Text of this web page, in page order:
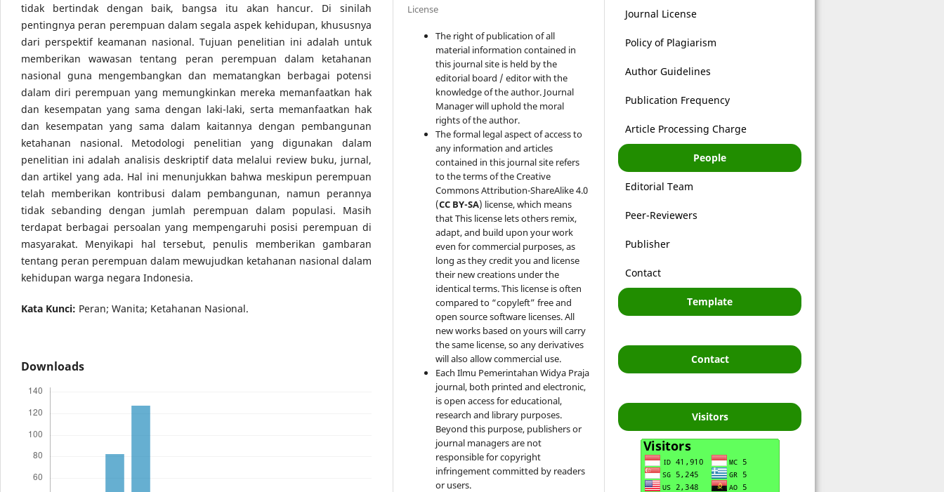
tidak bertindak dengan baik, bangsa itu akan hancur. Di sinilah
pentingnya peran perempuan dalam segala aspek kehidupan, khususnya
dari perspektif keamanan nasional. Tujuan penelitian ini adalah untuk
memberikan wawasan tentang peran perempuan dalam ketahanan
nasional guna mengembangkan dan mematangkan berbagai potensi
dalam diri perempuan yang memungkinkan mereka memanfaatkan hak
dan kesempatan yang sama dengan laki-laki, serta memanfaatkan hak
dan kesempatan yang sama dalam kaitannya dengan pembangunan
ketahanan nasional. Metodologi penelitian yang digunakan dalam
penelitian ini adalah analisis deskriptif data melalui review buku, jurnal,
dan artikel yang ada. Hal ini menunjukkan bahwa meskipun perempuan
telah memberikan kontribusi dalam pembangunan, namun perannya
tidak sebanding dengan jumlah perempuan dalam populasi. Masih
terdapat berbagai persoalan yang mempengaruhi posisi perempuan di
masyarakat. Menyikapi hal tersebut, penulis memberikan gambaran
tentang peran perempuan dalam mewujudkan ketahanan nasional dalam
kehidupan warga negara Indonesia.
Kata Kunci: Peran; Wanita; Ketahanan Nasional.
Downloads
License
The right of publication of all
material information contained in
this journal site is held by the
editorial board / editor with the
knowledge of the author. Journal
Manager will uphold the moral
rights of the author.
The formal legal aspect of access to
any information and articles
contained in this journal site refers
to the terms of the Creative
Commons Attribution-ShareAlike 4.0
(CC BY-SA) license, which means
that This license lets others remix,
adapt, and build upon your work
even for commercial purposes, as
long as they credit you and license
their new creations under the
identical terms. This license is often
compared to “copyleft” free and
open source software licenses. All
new works based on yours will carry
the same license, so any derivatives
will also allow commercial use.
Each Ilmu Pemerintahan Widya Praja
journal, both printed and electronic,
is open access for educational,
research and library purposes.
Beyond this purpose, publishers or
journal managers are not
responsible for copyright
infringement committed by readers
or users.
Journal License
Policy of Plagiarism
Author Guidelines
Publication Frequency
Article Processing Charge
People
Editorial Team
Peer-Reviewers
Publisher
Contact
Template
Contact
Visitors